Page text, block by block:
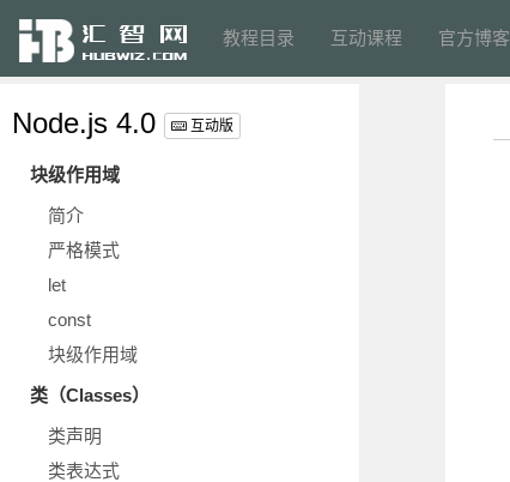
教程目录 互动课程 官方博客
Node.js 4.0 互动版
块级作用域
简介
严格模式
let
const
块级作用域
类（Classes）
类声明
类表达式